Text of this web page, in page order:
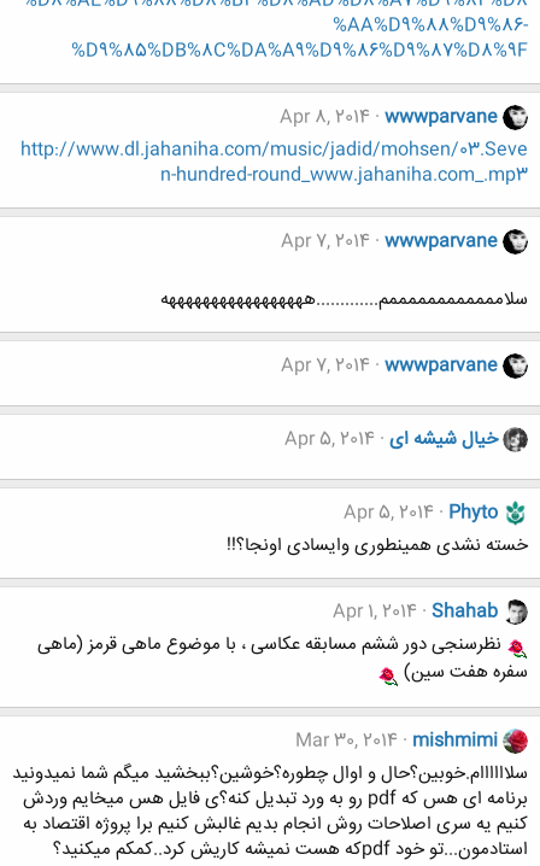
%AA%D9%88%D9%86-
%D9%85%DB%8C%DA%A9%D9%86%D9%87%D8%9F
wwwparvane
Apr 8, 2014
http://www.dl.jahaniha.com/music/jadid/mohsen/03.Seve
n-hundred-round_www.jahaniha.com_.mp3
wwwparvane
Apr 7, 2014
سلاممممممممممممم.............هههههههههههههههههه
wwwparvane
Apr 7, 2014
خیال شیشه ای Apr 5, 2014
Phyto
Apr 5, 2014
خسته نشدی همینطوری وایسادی اونجا؟!!
Shahab
Apr 1, 2014
نظرسنجی دور ششم مسابقه عکاسی ، با موضوع ماهی قرمز (ماهی
سفره هفت سین)
mishmimi
Mar 30, 2014
سلاااااام.خوبین؟حال و اوال چطوره؟خوشین؟ببخشید میگم شما نمیدونید
برنامه ای هس که pdf رو به ورد تبدیل کنه؟ی فایل هس میخایم وردش
کنیم یه سری اصلاحات روش انجام بدیم غالبش کنیم برا پروژه اقتصاد به
استادمون...تو خود pdfکه هست نمیشه کاریش کرد..کمکم میکنید؟